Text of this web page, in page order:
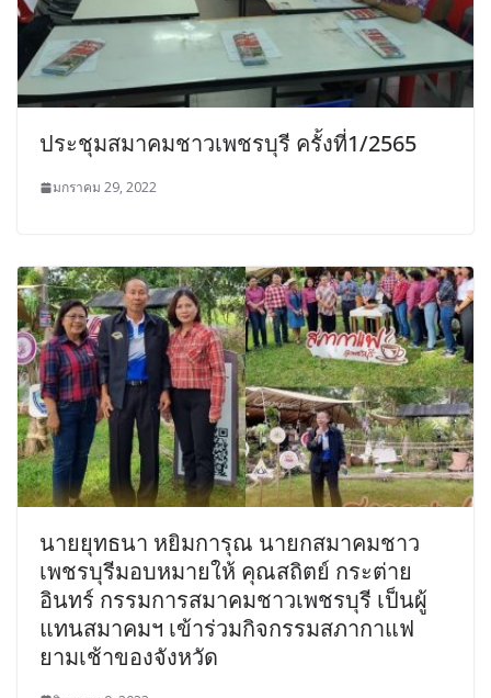
ประชุมสมาคมชาวเพชรบุรี ครั้งที่1/2565
มกราคม 29, 2022
นายยุทธนา หยิมการุณ นายกสมาคมชาว
เพชรบุรีมอบหมายให้ คุณสถิตย์ กระต่าย
อินทร์ กรรมการสมาคมชาวเพชรบุรี เป็นผู้
แทนสมาคมฯ เข้าร่วมกิจกรรมสภากาแฟ
ยามเช้าของจังหวัด